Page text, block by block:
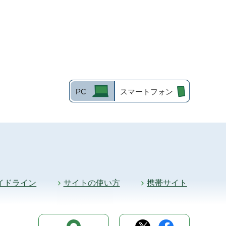
PC スマートフォン
ドライン サイトの使い方 携帯サイト